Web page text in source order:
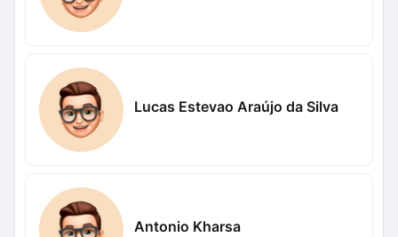
Lucas Estevao Araújo da Silva
Antonio Kharsa